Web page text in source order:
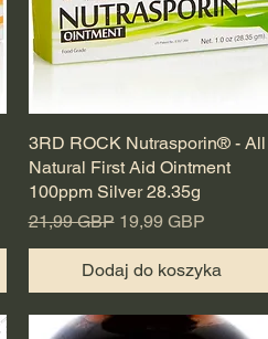
Podgląd
3RD ROCK Nutrasporin® - All
Natural First Aid Ointment
100ppm Silver 28.35g
Regularna cena
21,99 GBP Cena rabatowa
19,99 GBP
Dodaj do koszyka